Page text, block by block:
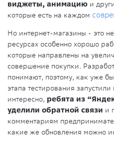
виджеты, анимацию и
которые есть на каждом
Но интернет-магазины - это
ресурсах особенно хорошо
которые направлены на
совершение покупки.
понимают, поэтому, как уже
этапа тестирования
интересно, ребята из
уделили обратной связи и
комментариям
какие же обновления можно